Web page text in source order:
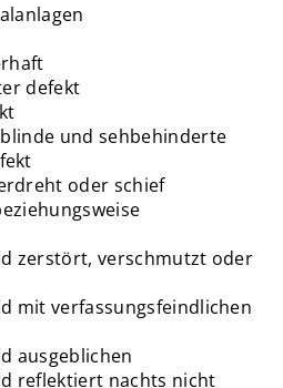
defekt
und sehbehinderte
oder schief
zerstört, verschmutzt oder
mit verfassungsfeindlichen
ausgeblichen
reflektiert nachts nicht